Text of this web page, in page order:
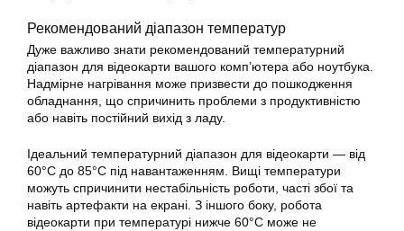
Рекомендований діапазон температур
Дуже важливо знати рекомендований температурний
діапазон для відеокарти вашого комп’ютера або ноутбука.
Надмірне нагрівання може призвести до пошкодження
обладнання, що спричинить проблеми з продуктивністю
або навіть постійний вихід з ладу.
Ідеальний температурний діапазон для відеокарти — від
60°C до 85°C під навантаженням. Вищі температури
можуть спричинити нестабільність роботи, часті збої та
навіть артефакти на екрані. З іншого боку, робота
відеокарти при температурі нижче 60°C може не